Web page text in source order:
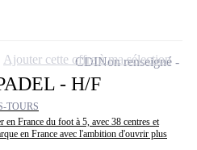
- H/F
TOURS
France du foot à 5, avec 38 centres et
en France avec l'ambition d'ouvrir plus
CDINon renseigné
Ajouter cette offre à ma sélection